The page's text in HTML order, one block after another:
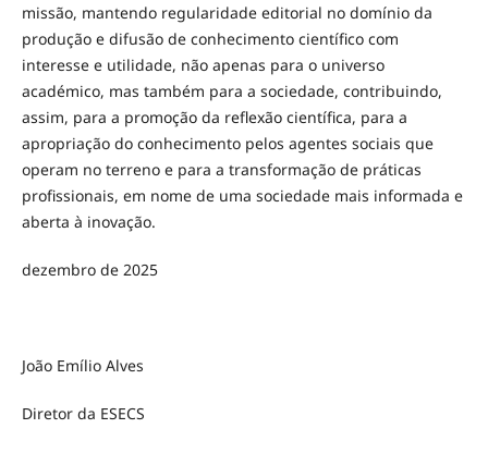
missão, mantendo regularidade editorial no domínio da
produção e difusão de conhecimento científico com
interesse e utilidade, não apenas para o universo
académico, mas também para a sociedade, contribuindo,
assim, para a promoção da reflexão científica, para a
apropriação do conhecimento pelos agentes sociais que
operam no terreno e para a transformação de práticas
profissionais, em nome de uma sociedade mais informada e
aberta à inovação.
dezembro de 2025
João Emílio Alves
Diretor da ESECS